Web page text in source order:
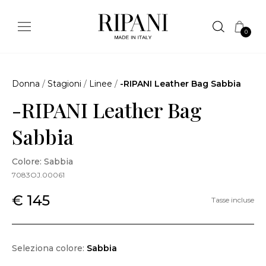
0
Donna / Stagioni / Linee / -RIPANI Leather Bag Sabbia
-RIPANI Leather Bag
Sabbia
Colore: Sabbia
7083OJ.00061
€ 145 Tasse incluse
Seleziona colore: Sabbia